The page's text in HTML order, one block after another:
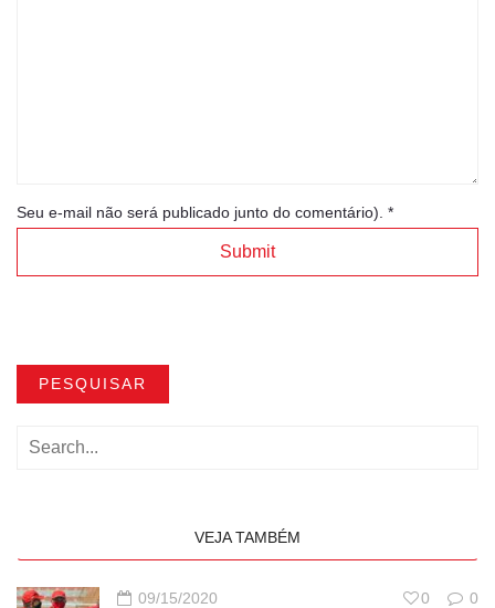
Seu e-mail não será publicado junto do comentário). *
PESQUISAR
VEJA TAMBÉM
09/15/2020 0
0